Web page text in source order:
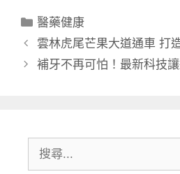
分
類
醫藥健康
雲林虎尾芒果大道通車 打
補牙不再可怕！最新科技
尋: